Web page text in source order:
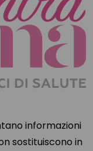
informazioni
sostituiscono in